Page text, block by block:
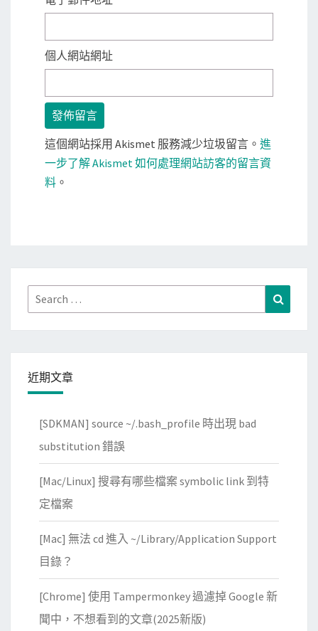
個人網站網址
這個網站採用 Akismet 服務減少垃圾留言。 進
一步了解 Akismet 如何處理網站訪客的留言資
料 。
Search
for:
近期文章
[SDKMAN] source ~/.bash_profile 時出現 bad
substitution 錯誤
[Mac/Linux] 搜尋有哪些檔案 symbolic link 到特
定檔案
[Mac] 無法 cd 進入 ~/Library/Application Support
目錄？
[Chrome] 使用 Tampermonkey 過濾掉 Google 新
聞中，不想看到的文章(2025新版)